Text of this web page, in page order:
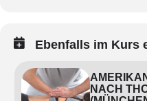
Ebenfalls im Kurs
NACH